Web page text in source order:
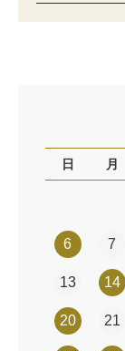
日 月
6 7
13 14
20 21